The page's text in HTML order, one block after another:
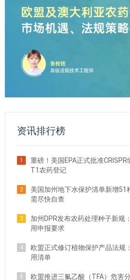
资讯排行榜
1
重磅！美国EPA正式批准
T1农药登记
2
美国加州地下水保护清单新增51
需尽快自查
3
加州DPR发布农药处理种子新规
用申报要求
4
欧盟正式修订植物保护产品法规
用清单
5
欧盟推进三氟乙酸（TFA）危害